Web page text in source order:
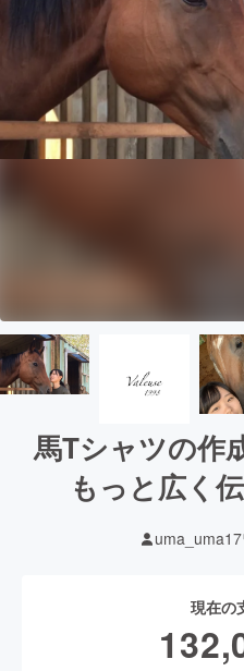
馬Tシャツの
もっと広く
uma_uma17
現在の